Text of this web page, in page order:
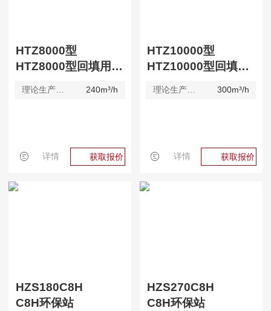
HTZ8000型
HTZ8000型回填用搅拌站
理论生产效率 240m³/h
详情 获取报价
HTZ10000型
HTZ10000型回填用搅拌站
理论生产效率 300m³/h
详情 获取报价
HZS180C8H
C8H环保站
HZS270C8H
C8H环保站